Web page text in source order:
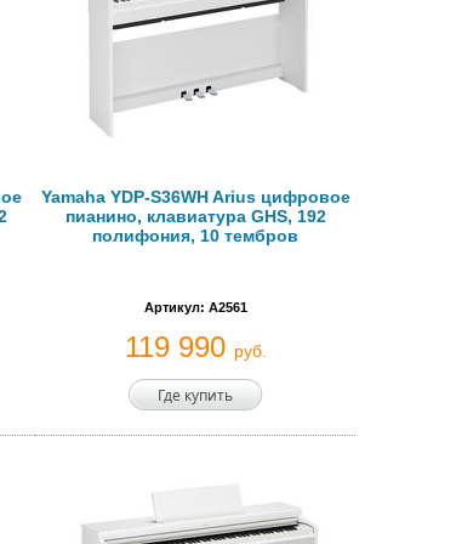
Yamaha YDP-S36WH Arius цифровое
пианино, клавиатура GHS, 192
полифония, 10 тембров
Артикул: A2561
119 990 руб.
Где купить